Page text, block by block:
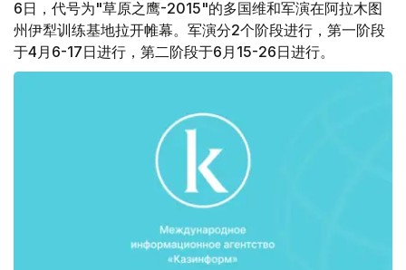
6日，代号为"草原之鹰-2015"的多国维和军演在阿拉木图
州伊犁训练基地拉开帷幕。军演分2个阶段进行，第一阶段
于4月6-17日进行，第二阶段于6月15-26日进行。